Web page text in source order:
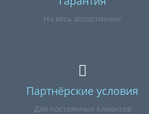
На весь ассортимент
Партнёрские условия
Для постоянных клиентов